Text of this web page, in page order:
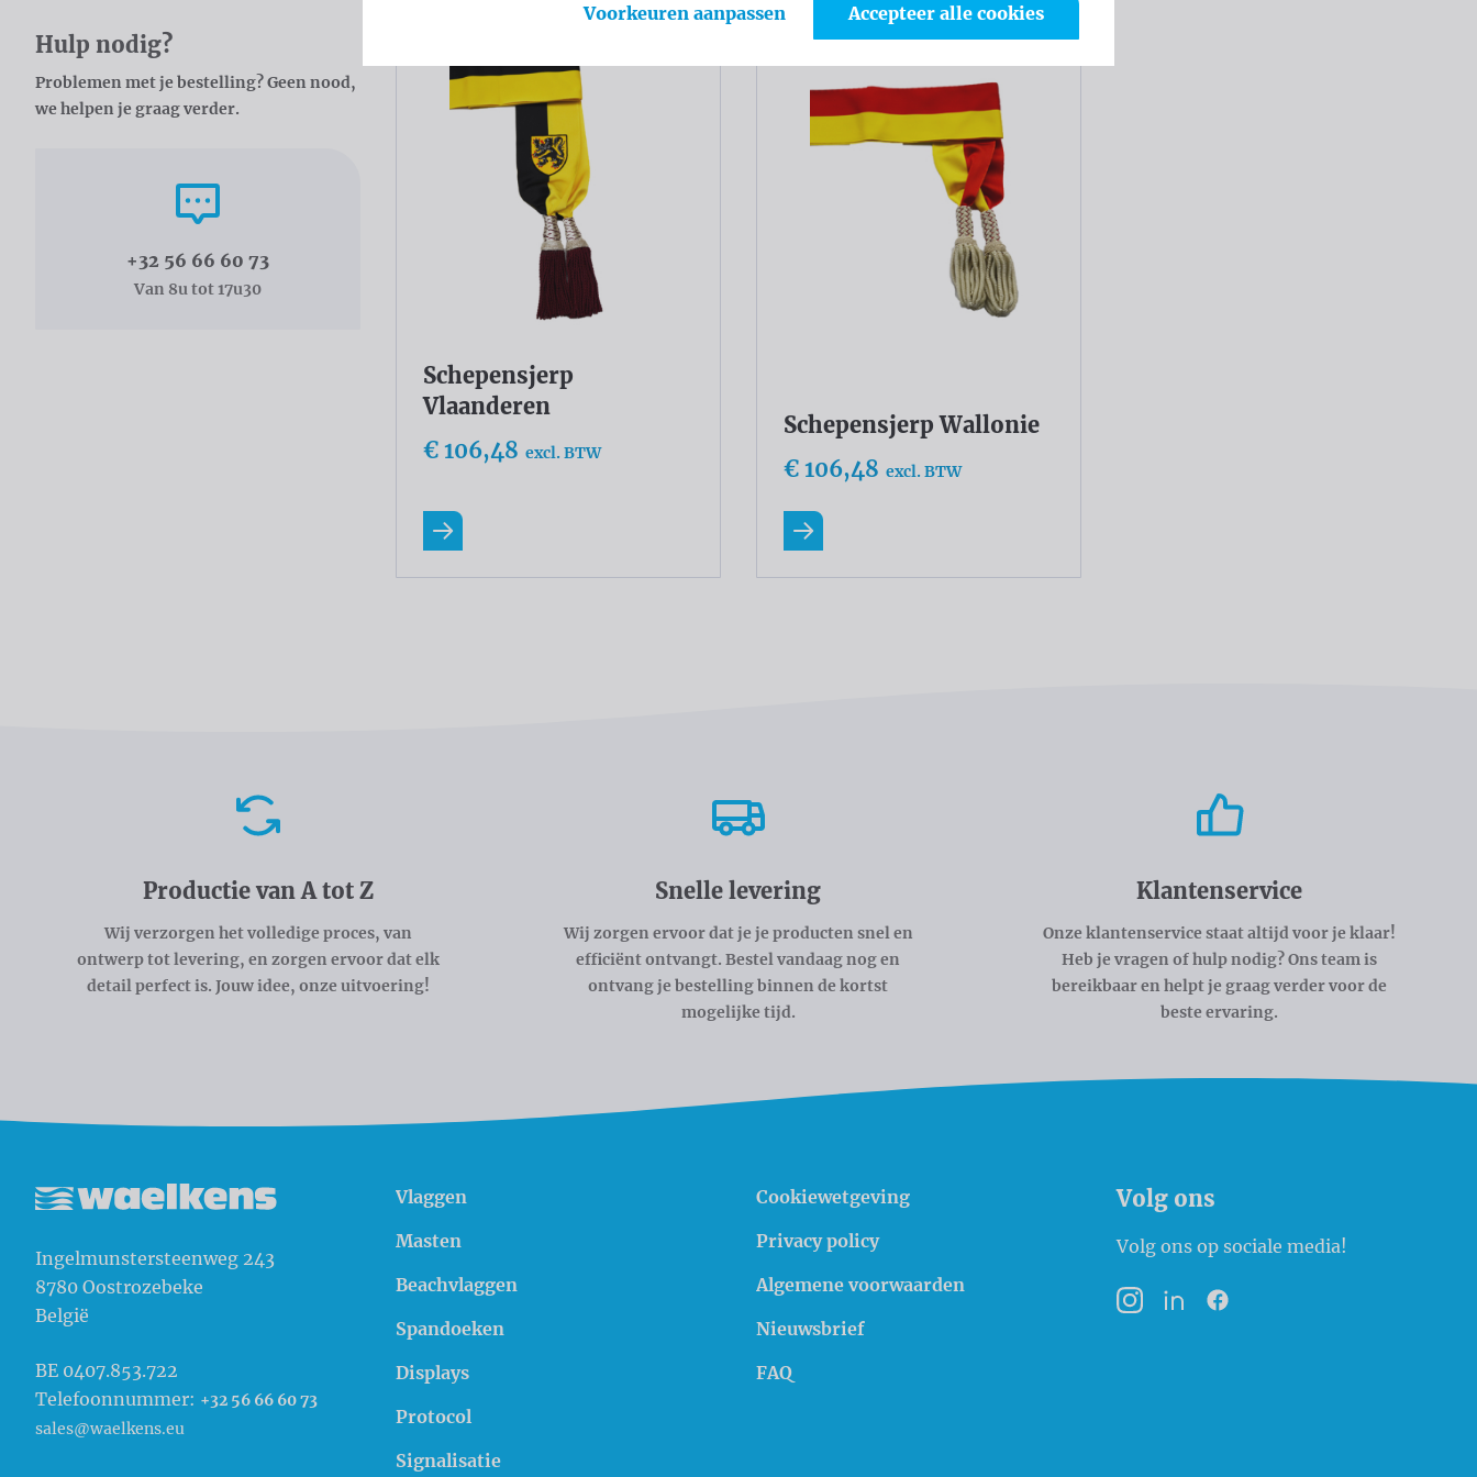
Hulp nodig?
Problemen met je bestelling? Geen nood,
we helpen je graag verder.
Bel ons
+32 56 66 60 73
Van 8u tot 17u30
Schepensjerp
Vlaanderen
€ 106,48 excl. BTW
Lees meer
Schepensjerp Wallonie
€ 106,48 excl. BTW
Lees meer
Productie van A tot Z
Wij verzorgen het volledige proces, van
ontwerp tot levering, en zorgen ervoor dat elk
detail perfect is. Jouw idee, onze uitvoering!
Snelle levering
Wij zorgen ervoor dat je je producten snel en
efficiënt ontvangt. Bestel vandaag nog en
ontvang je bestelling binnen de kortst
mogelijke tijd.
Klantenservice
Onze klantenservice staat altijd voor je klaar!
Heb je vragen of hulp nodig? Ons team is
bereikbaar en helpt je graag verder voor de
beste ervaring.
Ingelmunstersteenweg 243
8780 Oostrozebeke
België
BE 0407.853.722
Telefoonnummer: +32 56 66 60 73
sales@waelkens.eu
Vlaggen
Masten
Beachvlaggen
Spandoeken
Displays
Protocol
Signalisatie
Cookiewetgeving
Privacy policy
Algemene voorwaarden
Nieuwsbrief
FAQ
Volg ons
Volg ons op sociale media!
InstagramLinkedInFacebook
Voorkeuren aanpassen Accepteer alle cookies